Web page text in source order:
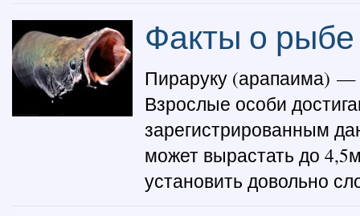
Факты о рыбе
Пираруку (арапаима) —
Взрослые особи
зарегистрированным
может вырастать до
установить довольно